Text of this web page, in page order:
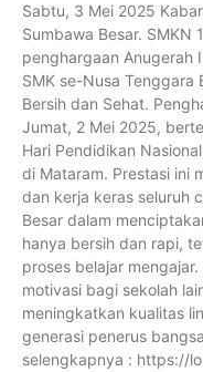
Sabtu, 3 Mei 2025
Sumbawa Besar. SMKN
penghargaan Anugerah
SMK se-Nusa
Bersih dan Sehat.
Jumat, 2 Mei 2025,
Hari Pendidikan
di Mataram. Prestasi ini
dan kerja keras seluruh
Besar dalam
hanya bersih dan rapi,
proses belajar
motivasi bagi sekolah
meningkatkan kualitas
generasi penerus
selengkapnya : https://